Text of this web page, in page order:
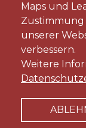
Wir nutzen
ermitteln, wie
In diesem
Erfolg und die
ten und
Verlinkungen
Wir können
Maps und
Zustimmung
unserer
verbessern.
Weitere